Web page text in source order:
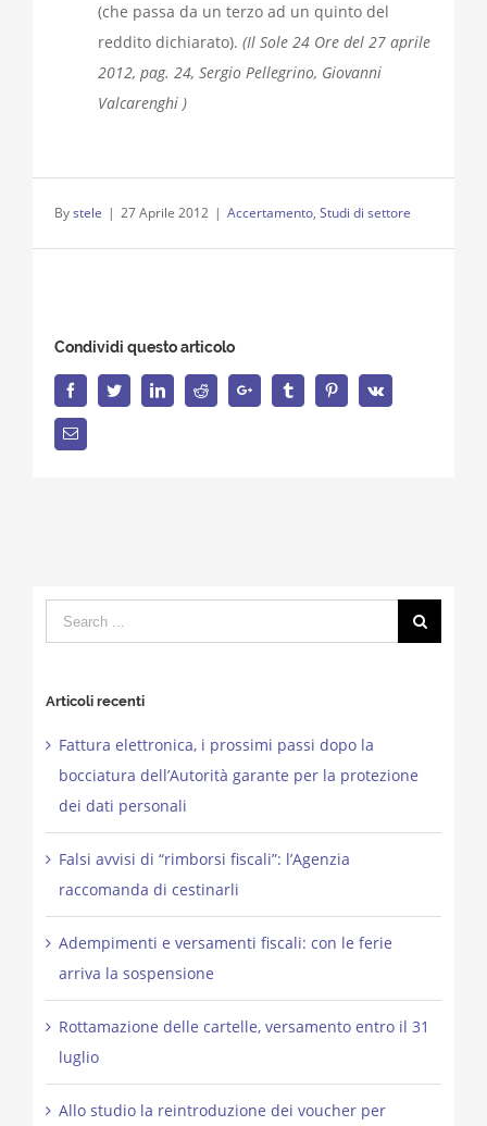
(che passa da un terzo ad un quinto del
reddito dichiarato). (Il Sole 24 Ore del 27 aprile
2012, pag. 24, Sergio Pellegrino, Giovanni
Valcarenghi )
Bystele | 27 Aprile 2012 | Accertamento, Studi di settore
Condividi questo articolo
FacebookTwitterLinkedInReddit Google+ Tumblr PinterestVk
Email
Search
for:
Articoli recenti
Fattura elettronica, i prossimi passi dopo la
bocciatura dell’Autorità garante per la protezione
dei dati personali
Falsi avvisi di “rimborsi fiscali”: l’Agenzia
raccomanda di cestinarli
Adempimenti e versamenti fiscali: con le ferie
arriva la sospensione
Rottamazione delle cartelle, versamento entro il 31
luglio
Allo studio la reintroduzione dei voucher per